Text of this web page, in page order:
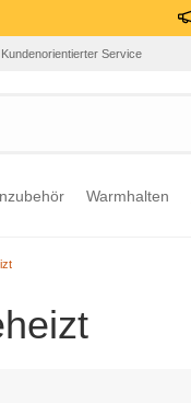
Kundenorientierter Service
Warmhalten